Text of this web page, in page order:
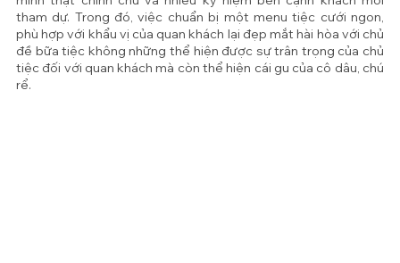
tham dự. Trong đó, việc chuẩn bị một menu tiệc cưới ngon,
phù hợp với khẩu vị của quan khách lại đẹp mắt hài hòa với chủ
đề bữa tiệc không những thể hiện được sự trân trọng của chủ
tiệc đối với quan khách mà còn thể hiện cái gu của cô dâu, chú
rể.